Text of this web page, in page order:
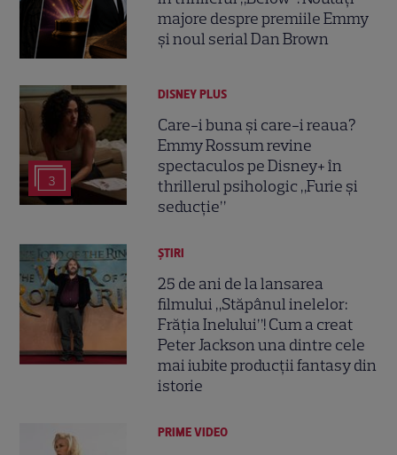
majore despre premiile Emmy
și noul serial Dan Brown
3
DISNEY PLUS
Care-i buna și care-i reaua?
Emmy Rossum revine
spectaculos pe Disney+ în
thrillerul psihologic „Furie și
seducție”
ȘTIRI
25 de ani de la lansarea
filmului „Stăpânul inelelor:
Frăția Inelului”! Cum a creat
Peter Jackson una dintre cele
mai iubite producții fantasy din
istorie
PRIME VIDEO